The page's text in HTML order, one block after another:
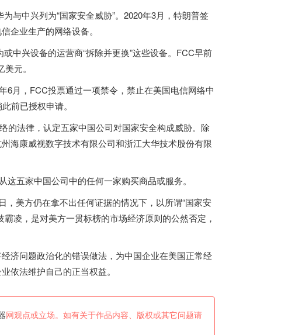
与中兴列为“国家安全威胁”。2020年3月，特朗普签
企业生产的网络设备。
兴设备的运营商“拆除并更换”这些设备。FCC早前
元。
6月，FCC投票通过一项禁令，禁止在美国电信网络中
前已授权申请。
的法律，认定五家中国公司对国家安全构成威胁。除
海康威视数字技术有限公司和浙江大华技术股份有限
这五家中国公司中的任何一家购买商品或服务。
美方仍在拿不出任何证据的情况下，以所谓“国家安
凌，是对美方一贯标榜的市场经济原则的公然否定，
问题政治化的错误做法，为中国企业在美国正常经
依法维护自己的正当权益。
网观点或立场。如有关于作品内容、版权或其它问题请